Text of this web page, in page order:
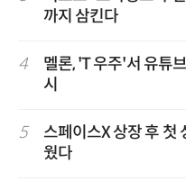
까지 삼킨다
4
멜론, 'T 우주'서 유튜
시
5
스페이스X 상장 후 첫
웠다